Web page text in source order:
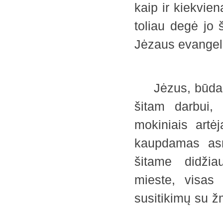
kaip ir
toliau degė jo
Jėzaus
Jėzus,
šitam
mokiniais
kaupdamas
šitame
mieste,
susitikimų su